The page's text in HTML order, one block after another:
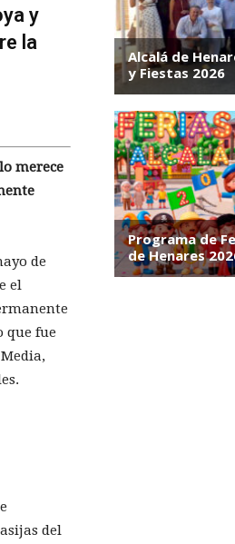
y
la
merece
de
el
que fue
del